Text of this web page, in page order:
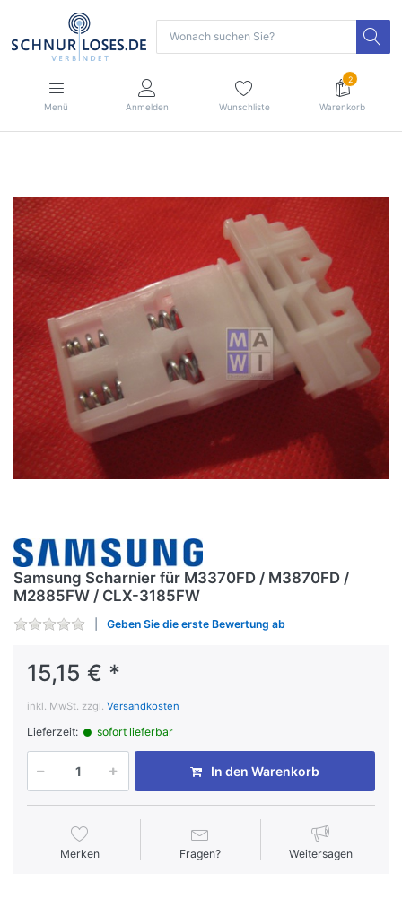
Menü Anmelden Wunschliste
2
Warenkorb
Samsung Scharnier für M3370FD / M3870FD /
M2885FW / CLX-3185FW
Geben Sie die erste Bewertung ab
15,15 € *
inkl. MwSt. zzgl. Versandkosten
Lieferzeit: sofort lieferbar
In den Warenkorb
Merken Fragen? Weitersagen